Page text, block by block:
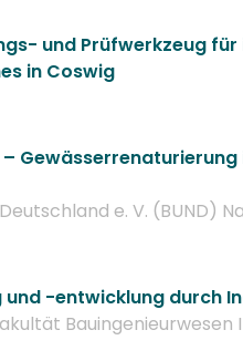
und Prüfwerkzeug
in Coswig
e. V. (BUND)
-entwicklung durch